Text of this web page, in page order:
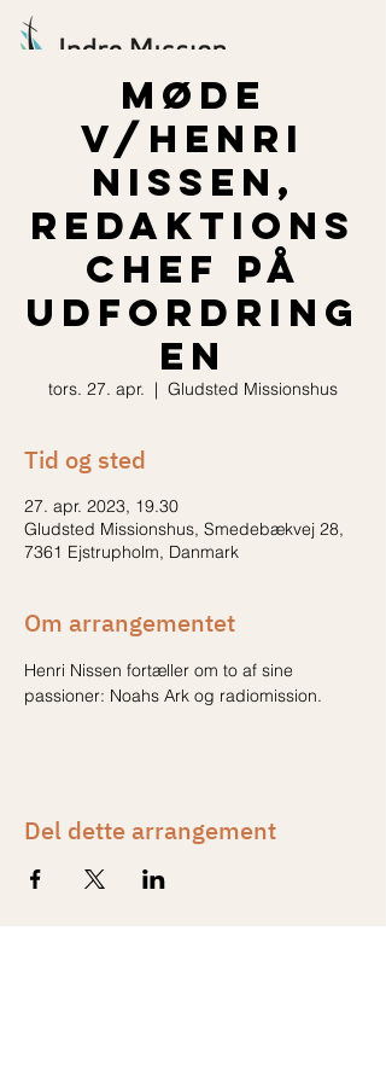
Møde
v/Henri
Nissen,
redaktions
chef på
Udfordring
en
tors. 27. apr.
  |
Gludsted Missionshus
Tid og sted
27. apr. 2023, 19.30
Gludsted Missionshus, Smedebækvej 28,
7361 Ejstrupholm, Danmark
Om arrangementet
Henri Nissen fortæller om to af sine
passioner: Noahs Ark og radiomission.
Del dette arrangement